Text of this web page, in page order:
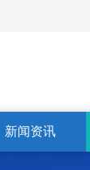
新闻资讯